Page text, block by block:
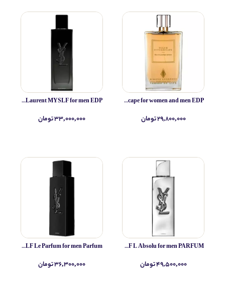
Simone Andreoli Tulum Junglescape for women and men EDP
۲۹,۸۰۰,۰۰۰ تومان
Yves Saint Laurent MYSLF L Absolu for men PARFUM
۴۹,۵۰۰,۰۰۰ تومان
Yves Saint Laurent MYSLF for men EDP
۳۳,۰۰۰,۰۰۰ تومان
Yves Saint Laurent MYSLF Le Parfum for men Parfum
۳۶,۳۰۰,۰۰۰ تومان